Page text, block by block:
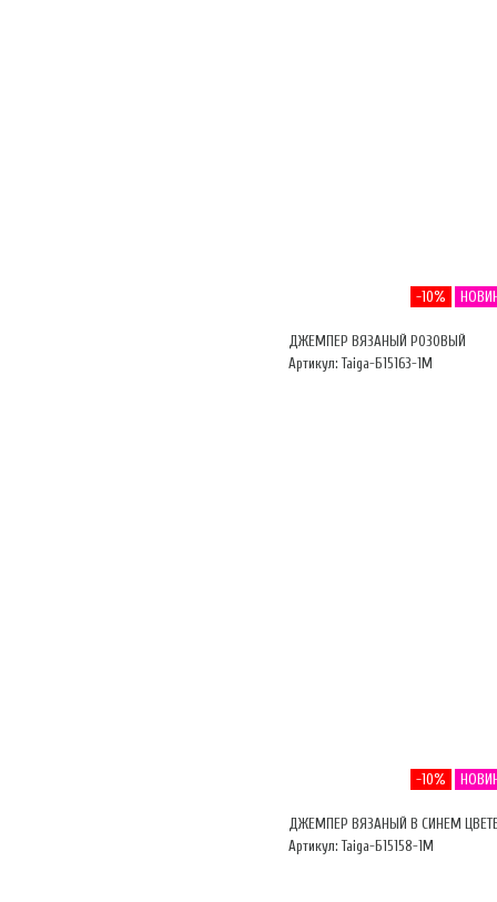
-10%
ДЖЕМПЕР ВЯЗАНЫЙ РОЗОВЫЙ
Артикул: Taiga-Б15163-1М
-10%
ДЖЕМПЕР ВЯЗАНЫЙ В СИНЕМ
Артикул: Taiga-Б15158-1М